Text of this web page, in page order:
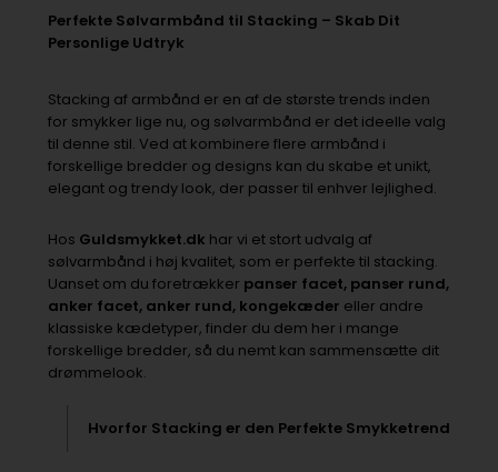
Perfekte Sølvarmbånd til Stacking – Skab Dit
Personlige Udtryk
Stacking af armbånd er en af de største trends inden
for smykker lige nu, og sølvarmbånd er det ideelle valg
til denne stil. Ved at kombinere flere armbånd i
forskellige bredder og designs kan du skabe et unikt,
elegant og trendy look, der passer til enhver lejlighed.
Hos Guldsmykket.dk har vi et stort udvalg af
sølvarmbånd i høj kvalitet, som er perfekte til stacking.
Uanset om du foretrækker panser facet, panser rund,
anker facet, anker rund, kongekæder eller andre
klassiske kædetyper, finder du dem her i mange
forskellige bredder, så du nemt kan sammensætte dit
drømmelook.
Hvorfor Stacking er den Perfekte Smykketrend